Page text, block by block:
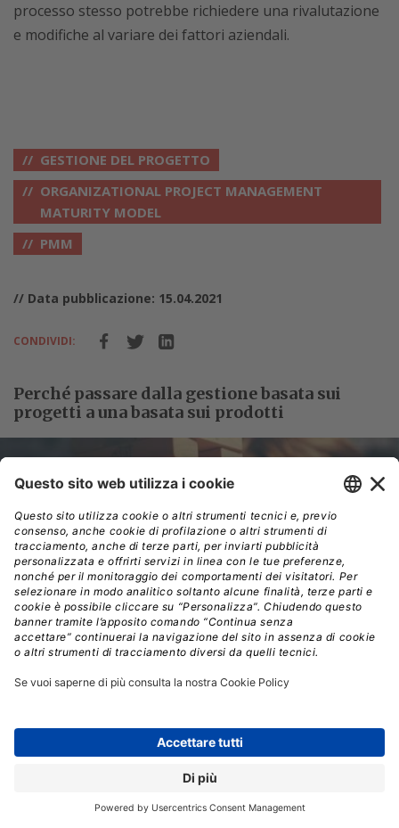
processo stesso potrebbe richiedere una rivalutazione
e modifiche al variare dei fattori aziendali.
GESTIONE DEL PROGETTO
ORGANIZATIONAL PROJECT MANAGEMENT
MATURITY MODEL
PMM
// Data pubblicazione: 15.04.2021
CONDIVIDI:
Perché passare dalla gestione basata sui
progetti a una basata sui prodotti
Il management focalizzato sui prodotti sta diventando il
metodo preferito per fornire funzionalità digitali.
progetto è piena di sfide, che i CIO devono comprendere